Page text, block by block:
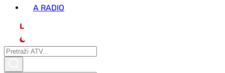
A RADIO
L